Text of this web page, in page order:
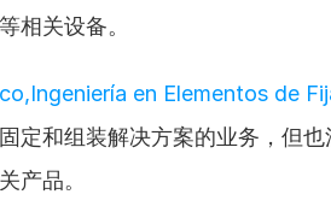
相关设备。
en Elementos de
定和组装解决方案的业务，但
产品。